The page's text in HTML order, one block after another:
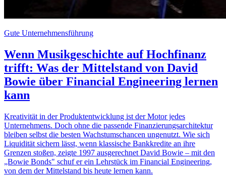
Gute Unternehmensführung
Wenn Musikgeschichte auf Hochfinanz
trifft: Was der Mittelstand von David
Bowie über Financial Engineering lernen
kann
Kreativität in der Produktentwicklung ist der Motor jedes
Unternehmens. Doch ohne die passende Finanzierungsarchitektur
bleiben selbst die besten Wachstumschancen ungenutzt. Wie sich
Liquidität sichern lässt, wenn klassische Bankkredite an ihre
Grenzen stoßen, zeigte 1997 ausgerechnet David Bowie – mit den
„Bowie Bonds" schuf er ein Lehrstück im Financial Engineering,
von dem der Mittelstand bis heute lernen kann.